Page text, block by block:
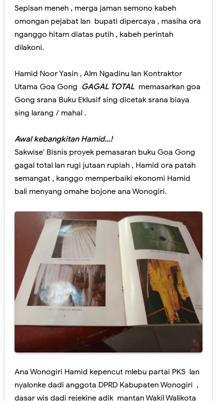
Sepisan meneh , merga jaman semono kabeh
omongan pejabat lan bupati dipercaya , masiha ora
nganggo hitam diatas putih , kabeh perintah
dilakoni.
Hamid Noor Yasin , Alm Ngadinu lan Kontraktor
Utama Goa Gong GAGAL TOTAL memasarkan goa
Gong srana Buku Eklusif sing dicetak srana biaya
sing larang / mahal .
Awal kebangkitan Hamid...!
Sakwise' Bisnis proyek pemasaran buku Goa Gong
gagal total lan rugi jutaan rupiah , Hamid ora patah
semangat , kanggo memperbaiki ekonomi Hamid
bali menyang omahe bojone ana Wonogiri.
Ana Wonogiri Hamid kepencut mlebu partai PKS lan
nyalonke dadi anggota DPRD Kabupaten Wonogiri ,
dasar wis dadi rejekine adik mantan Wakil Walikota